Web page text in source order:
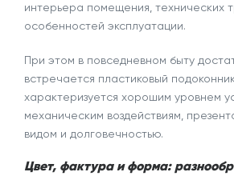
интерьера помещения, технических
особенностей эксплуатации.
При этом в повседневном быту
встречается пластиковый подоконник
характеризуется хорошим уровнем
механическим воздействиям,
видом и долговечностью.
Цвет, фактура и форма: